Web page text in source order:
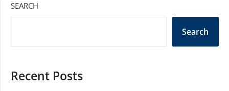
SEARCH
Search
Recent Posts